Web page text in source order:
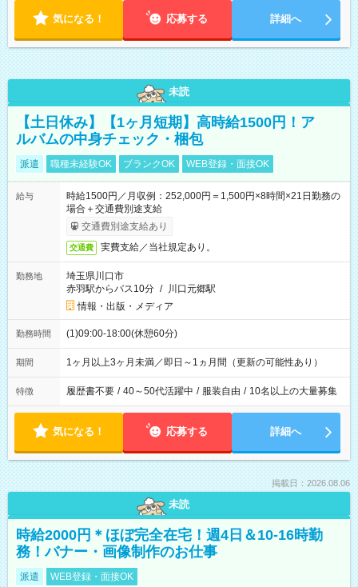
気になる！ 応募する 詳細へ
未読
【土日休み】【1ヶ月短期】高時給1500円！ア
ルバムの中身チェック・梱包
派遣 職種未経験OK ブランクOK WEB登録・面接OK
給与
時給1500円／月収例：252,000円＝1,500円×8時間×21日勤務の
場合＋交通費別途支給
交通費別途支給あり
交通費 実費支給／当社規定あり。
勤務地
埼玉県川口市
赤羽駅からバス10分 / 川口元郷駅
情報・出版・メディア
勤務時間 (1)09:00-18:00(休憩60分)
期間 1ヶ月以上3ヶ月未満／即日～1ヵ月間（更新の可能性あり）
特徴 履歴書不要 / 40～50代活躍中 / 服装自由 / 10名以上の大量募集
気になる！ 応募する 詳細へ
掲載日：2026.08.06
未読
時給2000円＊ほぼ完全在宅！週4日＆10-16時勤
務！バナー・画像制作のお仕事
派遣 WEB登録・面接OK